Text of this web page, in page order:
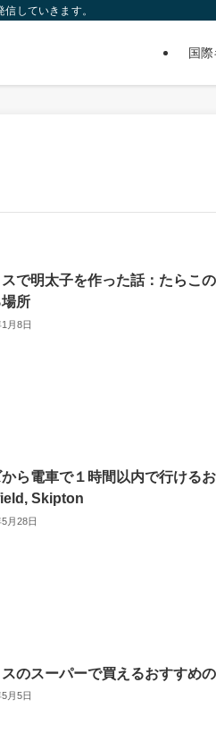
していきます。
国
で明太子を作った話：たらこ
所
月8日
から電車で１時間以内で行ける
Skipton
月28日
のスーパーで買えるおすすめ
月5日